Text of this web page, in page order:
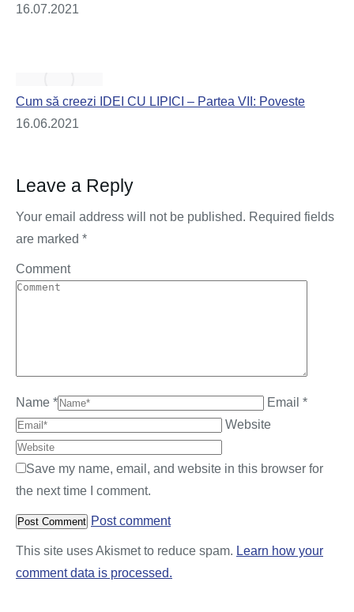
16.07.2021
Cum să creezi IDEI CU LIPICI – Partea VII: Poveste
16.06.2021
Leave a Reply
Your email address will not be published. Required fields
are marked *
Comment
Name *
Email *
Website
Save my name, email, and website in this browser for
the next time I comment.
Post comment
This site uses Akismet to reduce spam. Learn how your
comment data is processed.